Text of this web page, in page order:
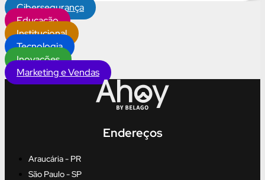
Cibersegurança
Educação
Institucional
Tecnologia
Inovações
Marketing e Vendas
Endereços
Araucária - PR
São Paulo - SP